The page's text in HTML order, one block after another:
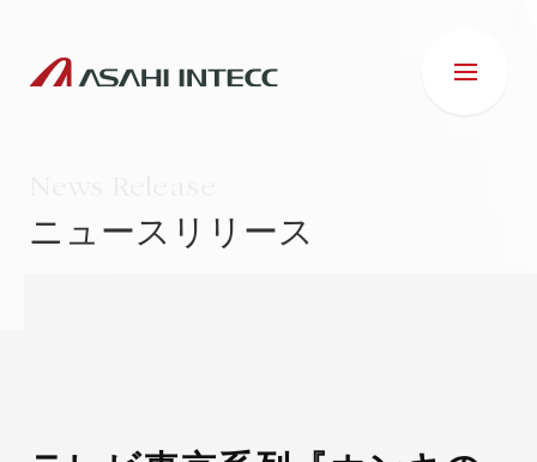
事業紹介
ニュースリリース